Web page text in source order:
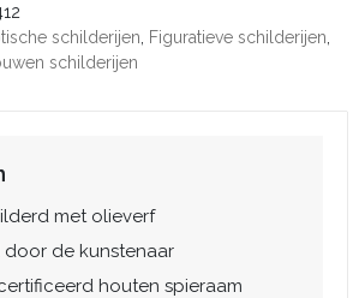
schilderijen Figuratieve schilderijen
schilderijen
met olieverf
de kunstenaar
houten spieraam